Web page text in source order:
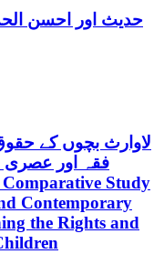
حدیث اور احسن
لاوارث بچوں کے
فقہ اور عصری
Study
Contemporary
the Rights and